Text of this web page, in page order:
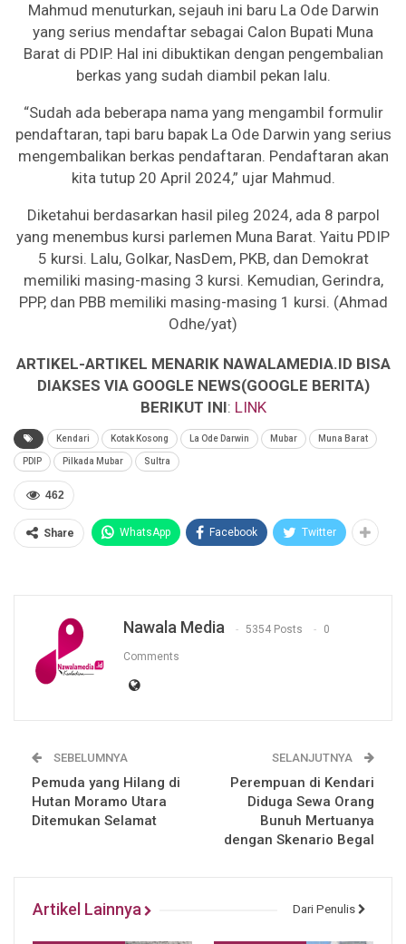
Mahmud menuturkan, sejauh ini baru La Ode Darwin
yang serius mendaftar sebagai Calon Bupati Muna
Barat di PDIP. Hal ini dibuktikan dengan pengembalian
berkas yang sudah diambil pekan lalu.
“Sudah ada beberapa nama yang mengambil formulir
pendaftaran, tapi baru bapak La Ode Darwin yang serius
mengembalikan berkas pendaftaran. Pendaftaran akan
kita tutup 20 April 2024,” ujar Mahmud.
Diketahui berdasarkan hasil pileg 2024, ada 8 parpol
yang menembus kursi parlemen Muna Barat. Yaitu PDIP
5 kursi. Lalu, Golkar, NasDem, PKB, dan Demokrat
memiliki masing-masing 3 kursi. Kemudian, Gerindra,
PPP, dan PBB memiliki masing-masing 1 kursi. (Ahmad
Odhe/yat)
ARTIKEL-ARTIKEL MENARIK NAWALAMEDIA.ID BISA
DIAKSES VIA GOOGLE NEWS(GOOGLE BERITA)
BERIKUT INI: LINK
Kendari Kotak Kosong La Ode Darwin Mubar Muna Barat
PDIP Pilkada Mubar Sultra
462
Share WhatsApp Facebook Twitter
Nawala Media 5354 Posts 0
Comments
SEBELUMNYA
Pemuda yang Hilang di
Hutan Moramo Utara
Ditemukan Selamat
SELANJUTNYA
Perempuan di Kendari
Diduga Sewa Orang
Bunuh Mertuanya
dengan Skenario Begal
Artikel Lainnya Dari Penulis